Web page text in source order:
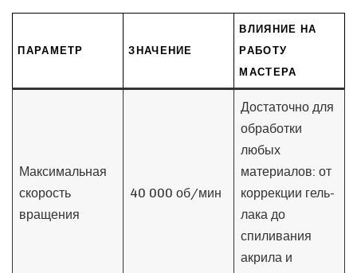
ПАРАМЕТР ЗНАЧЕНИЕ
ВЛИЯНИЕ НА
РАБОТУ
МАСТЕРА
Максимальная
скорость
вращения
40 000 об/мин
Достаточно для
обработки
любых
материалов: от
коррекции гель-
лака до
спиливания
акрила и